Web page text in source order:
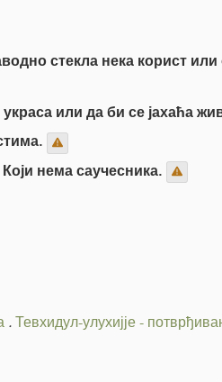
стекла нека корист
или да би се јахаћа
нема саучесника.
.Тевхидул-улухијје -